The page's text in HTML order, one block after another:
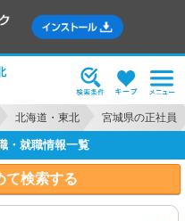
北海道・東北 宮城県の正社員
・就職情報一覧
て検索する